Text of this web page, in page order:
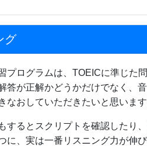
グ
プログラムは、TOEICに準じた
答が正解かどうかだけでなく、
なおしていただきたいと思います
するとスクリプトを確認したり
に、実は一番リスニング力が伸